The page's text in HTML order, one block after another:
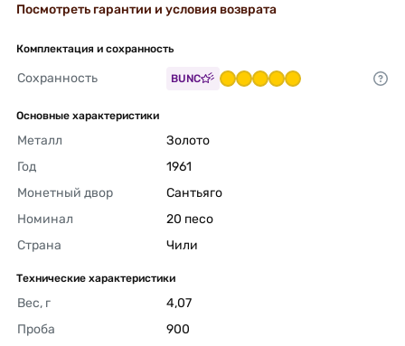
Посмотреть гарантии и условия возврата
Комплектация и сохранность
Сохранность BUNC
Основные характеристики
Металл
Золото
Год
1961
Монетный двор
Сантьяго
Номинал
20 песо
Страна
Чили
Технические характеристики
Вес, г
4,07
Проба
900